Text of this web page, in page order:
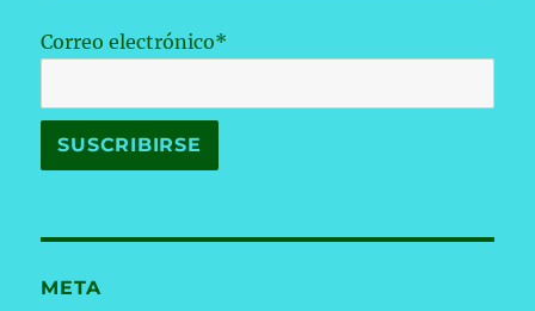
Correo electrónico*
META